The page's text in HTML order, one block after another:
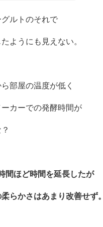
ルトのそれで
ようにも見えない。
部屋の温度が低く
カーでの発酵時間が
間ほど時間を延長したが
らかさはあまり改善せず。